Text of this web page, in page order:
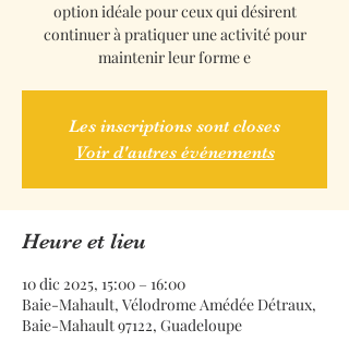
option idéale pour ceux qui désirent
continuer à pratiquer une activité pour
maintenir leur forme e
Les inscriptions sont closes
Voir d'autres événements
Heure et lieu
10 dic 2025, 15:00 – 16:00
Baie-Mahault, Vélodrome Amédée Détraux,
Baie-Mahault 97122, Guadeloupe